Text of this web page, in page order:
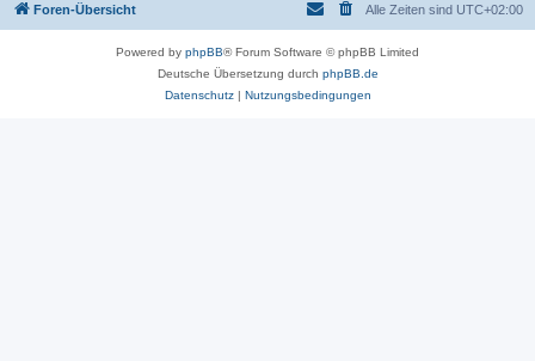
Foren-Übersicht Alle Zeiten sind UTC+02:00
Powered by phpBB® Forum Software © phpBB Limited
Deutsche Übersetzung durch phpBB.de
Datenschutz| Nutzungsbedingungen